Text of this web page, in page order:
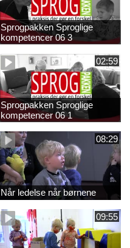
Sprogpakken Sproglige
kompetencer 06 3
02:59
Sprogpakken Sproglige
kompetencer 06 1
08:29
Når ledelse når børnene
09:55